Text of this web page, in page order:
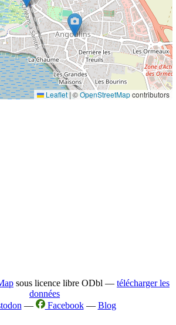
Leaflet| ©OpenStreetMapcontributors
sous licence libre ODbl — télécharger les
données
— Facebook— Blog